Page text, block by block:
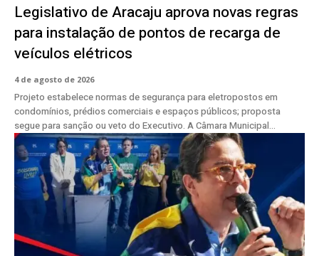
Legislativo de Aracaju aprova novas regras
para instalação de pontos de recarga de
veículos elétricos
4 de agosto de 2026
Projeto estabelece normas de segurança para eletropostos em
condomínios, prédios comerciais e espaços públicos; proposta
segue para sanção ou veto do Executivo. A Câmara Municipal...